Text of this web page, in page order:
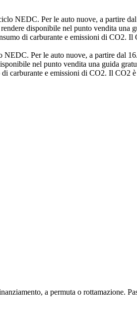
NEDC. Per le auto nuove, a partire
disponibile nel punto vendita una
di carburante e emissioni di CO2. Il
Per le auto nuove, a partire dal
nel punto vendita una guida
e emissioni di CO2. Il CO2
a permuta o rottamazione.